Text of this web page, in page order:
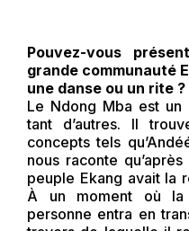
Pouvez-vous
grande communauté
une danse ou un rite ?
Le Ndong Mba est un
tant d’autres. Il
concepts tels
nous raconte
peuple Ekang avait la
À un moment où la
personne entra en